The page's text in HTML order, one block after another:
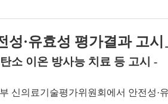
성·유효성 평가결과 고시
소 이온 방사능 치료 등 고시 -
신의료기술평가위원회에서 안전성·